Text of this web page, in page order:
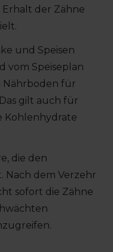
der Zähne
und Speisen
vom Speiseplan
Nährboden für
gilt auch für
Kohlenhydrate
die den
Nach dem Verzehr
sofort die Zähne